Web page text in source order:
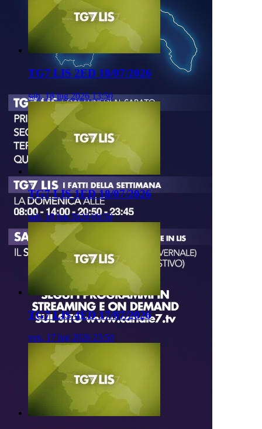
TG7 LIS 2ED 18/07/2026
sab, 18 lug 2026 13:50
TG7 LIS 1ED 18/07/2026
sab, 18 lug 2026 09:50
TG7 LIS 4ED 17/07/2026
ven, 17 lug 2026 23:50